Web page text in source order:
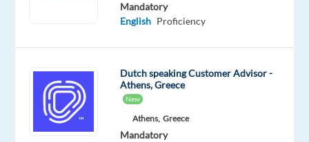
This
available
anymore.
Check
out
Mandatory
English Proficiency
Dutch speaking Customer Advisor -
Athens, Greece
New
Athens, Greece
Mandatory